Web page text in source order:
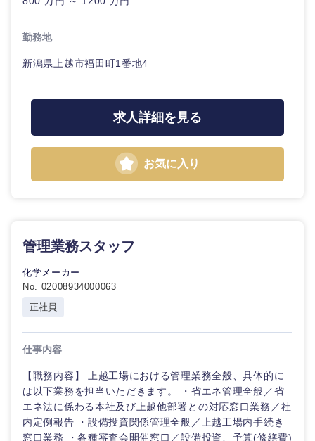
中国・四国地方
岡山県 広島県
勤務地
新潟県上越市福田町1番地4
求人詳細を見る
お気に入り
管理業務スタッフ
化学メーカー
No. 02008934000063
正社員
仕事内容
【職務内容】 上越工場における管理業務全般、具体的に
は以下業務を担当いただきます。 ・省エネ管理全般／省
エネ法に係わる本社及び上越他部署との対応窓口業務／社
内定例報告 ・設備投資関係管理全般／上越工場内手続き
窓口業務 ・各種審査会開催窓口／設備投資、予算(修繕費)